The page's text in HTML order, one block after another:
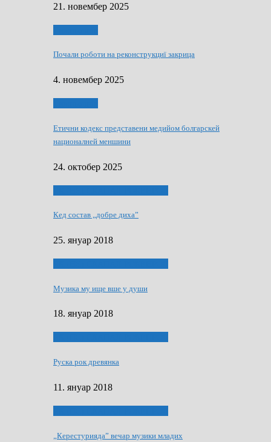
21. новембер 2025
Почали роботи на реконструкциї закрица
4. новембер 2025
Етични кодекс представени медийом болгарскей
националней меншини
24. октобер 2025
Кед состав „добре диха”
25. януар 2018
Музика му ище вше у души
18. януар 2018
Руска рок древянка
11. януар 2018
„Керестурияда” вечар музики младих